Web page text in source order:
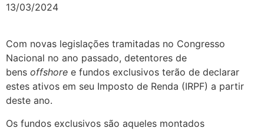
13/03/2024
Com novas legislações tramitadas no Congresso
Nacional no ano passado, detentores de
bens offshore e fundos exclusivos terão de declarar
estes ativos em seu Imposto de Renda (IRPF) a partir
deste ano.
Os fundos exclusivos são aqueles montados